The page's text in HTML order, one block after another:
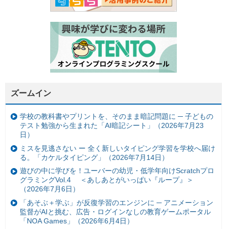
ズームイン
学校の教科書やプリントを、そのまま暗記問題に ─ 子どもの
テスト勉強から生まれた「AI暗記シート」（2026年7月23
日）
ミスを見逃さない ー 全く新しいタイピング学習を学校へ届け
る。「カケルタイピング」（2026年7月14日）
遊びの中に学びを！ユーバーの幼児・低学年向けScratchプロ
グラミングVol.4 ＜あしあとがいっぱい『ループ』＞
（2026年7月6日）
「あそぶ＋学ぶ」が反復学習のエンジンに ─ アニメーション
監督がAIと挑む、広告・ログインなしの教育ゲームポータル
「NOA Games」（2026年6月4日）